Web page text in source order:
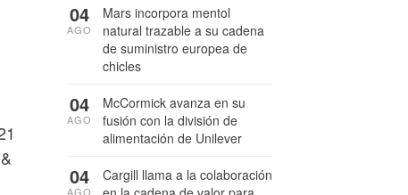
Mars incorpora mentol
natural trazable a su cadena
de suministro europea de
chicles
04
AGO
McCormick avanza en su
fusión con la división de
alimentación de Unilever
04
AGO
Cargill llama a la colaboración
04
AGO